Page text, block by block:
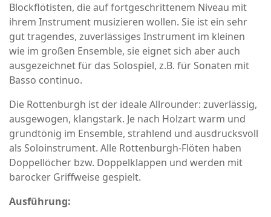
Blockflötisten, die auf fortgeschrittenem Niveau mit
ihrem Instrument musizieren wollen. Sie ist ein sehr
gut tragendes, zuverlässiges Instrument im kleinen
wie im großen Ensemble, sie eignet sich aber auch
ausgezeichnet für das Solospiel, z.B. für Sonaten mit
Basso continuo.
Die Rottenburgh ist der ideale Allrounder: zuverlässig,
ausgewogen, klangstark. Je nach Holzart warm und
grundtönig im Ensemble, strahlend und ausdrucksvoll
als Soloinstrument. Alle Rottenburgh-Flöten haben
Doppellöcher bzw. Doppelklappen und werden mit
barocker Griffweise gespielt.
Ausführung: